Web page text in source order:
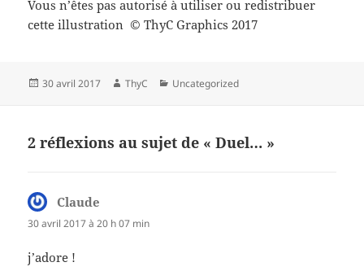
Vous n’êtes pas autorisé à utiliser ou redistribuer
cette illustration © ThyC Graphics 2017
Publié
30 avril 2017 Auteur
ThyC Catégories
Uncategorized
2 réflexions au sujet de « Duel… »
Claude
30 avril 2017 à 20 h 07 min
j’adore !